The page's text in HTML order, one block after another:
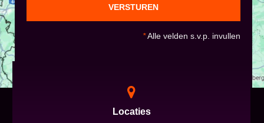
VERSTUREN
*Alle velden s.v.p. invullen
Locaties